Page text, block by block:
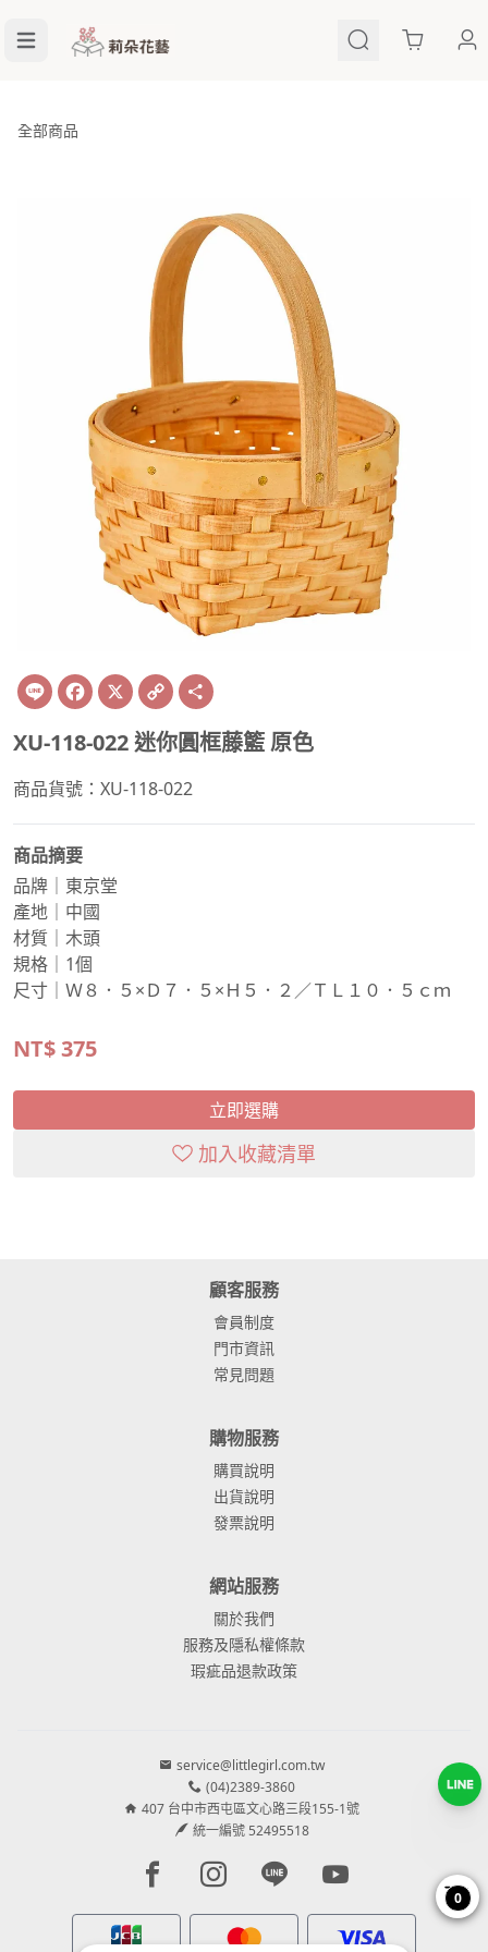
Cart
全部商品
Line Facebook
X Copy
Link
XU-118-022 迷你圓框藤籃 原色
商品貨號：XU-118-022
商品摘要
品牌｜東京堂
產地｜中國
材質｜木頭
規格｜1個
尺寸｜Ｗ８．５×Ｄ７．５×Ｈ５．２／ＴＬ１０．５ｃｍ
NT$375
立即選購
加入收藏清單
顧客服務
會員制度
門市資訊
常見問題
購物服務
購買說明
出貨說明
發票說明
網站服務
關於我們
服務及隱私權條款
瑕疵品退款政策
service@littlegirl.com.tw
(04)2389-3860
407 台中市西屯區文心路三段155-1號
統一編號 52495518
Facebook page
Instagram page
Line pageYoutube page
0